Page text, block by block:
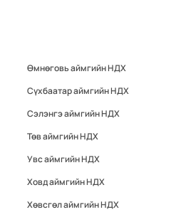
Өмнөговь аймгийн НДХ
Сүхбаатар аймгийн НДХ
Сэлэнгэ аймгийн НДХ
Төв аймгийн НДХ
Увс аймгийн НДХ
Ховд аймгийн НДХ
Хөвсгөл аймгийн НДХ